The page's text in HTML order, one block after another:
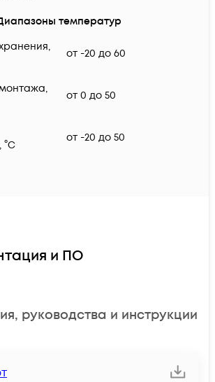
температур
от -20 до 60
от 0 до 50
от -20 до 50
и ПО
руководства и инструкции